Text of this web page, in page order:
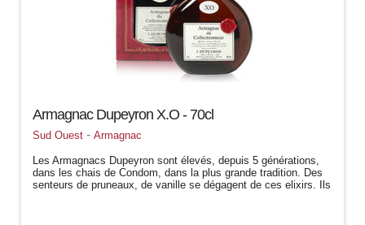
Armagnac Dupeyron X.O - 70cl
Sud Ouest -Armagnac
Les Armagnacs Dupeyron sont élevés, depuis 5 générations,
dans les chais de Condom, dans la plus grande tradition. Des
senteurs de pruneaux, de vanille se dégagent de ces elixirs. Ils